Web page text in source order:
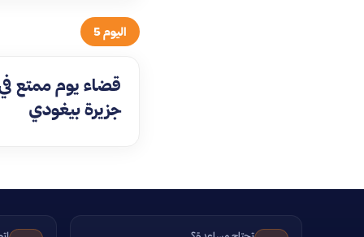
اليوم 5
قضاء يوم ممتع
جزيرة بيغودي